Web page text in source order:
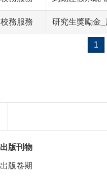
校務服務 研究生獎勵金
1
出版刊物
出版卷期